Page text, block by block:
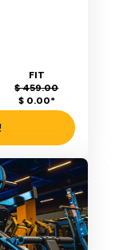
FIT
$ 459.00
$ 0.00*